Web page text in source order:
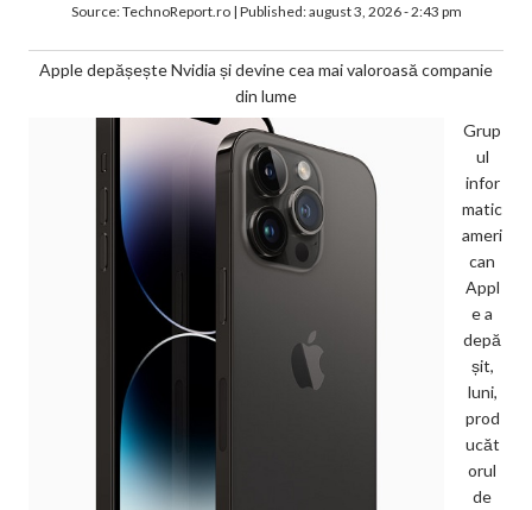
Source:TechnoReport.ro| Published:august 3, 2026 - 2:43 pm
Apple depășește Nvidia și devine cea mai valoroasă companie
din lume
Grup
ul
infor
matic
ameri
can
Appl
e a
depă
șit,
luni,
prod
ucăt
orul
de